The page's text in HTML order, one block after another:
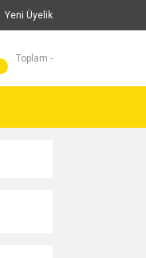
Yeni Üyelik
Toplam -